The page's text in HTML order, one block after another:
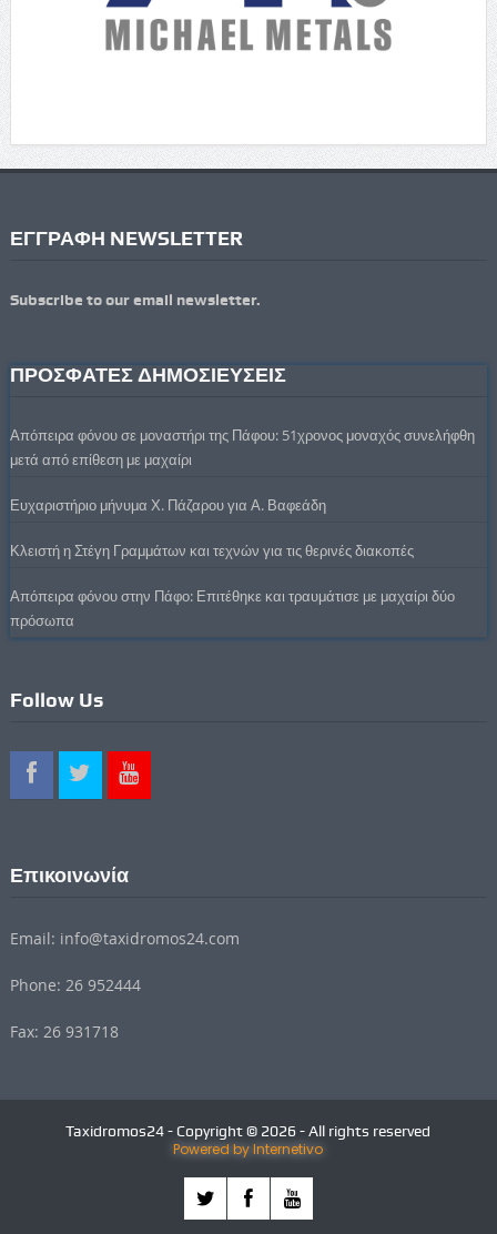
ΕΓΓΡΑΦΗ NEWSLETTER
Subscribe to our email newsletter.
ΠΡΟΣΦΑΤΕΣ ΔΗΜΟΣΙΕΥΣΕΙΣ
Απόπειρα φόνου σε μοναστήρι της Πάφου: 51χρονος μοναχός συνελήφθη
μετά από επίθεση με μαχαίρι
Ευχαριστήριο μήνυμα Χ. Πάζαρου για Α. Βαφεάδη
Κλειστή η Στέγη Γραμμάτων και τεχνών για τις θερινές διακοπές
Απόπειρα φόνου στην Πάφο: Επιτέθηκε και τραυμάτισε με μαχαίρι δύο
πρόσωπα
Follow Us
Επικοινωνία
Email: info@taxidromos24.com
Phone: 26 952444
Fax: 26 931718
Taxidromos24 - Copyright © 2026 - All rights reserved
Powered by Internetivo